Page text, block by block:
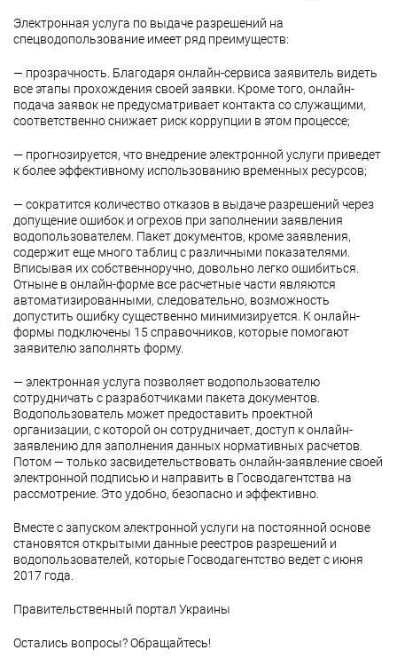
Электронная услуга по выдаче разрешений на
спецводопользование имеет ряд преимуществ:
— прозрачность. Благодаря онлайн-сервиса заявитель видеть
все этапы прохождения своей заявки. Кроме того, онлайн-
подача заявок не предусматривает контакта со служащими,
соответственно снижает риск коррупции в этом процессе;
— прогнозируется, что внедрение электронной услуги приведет
к более эффективному использованию временных ресурсов;
— сократится количество отказов в выдаче разрешений через
допущение ошибок и огрехов при заполнении заявления
водопользователем. Пакет документов, кроме заявления,
содержит еще много таблиц с различными показателями.
Вписывая их собственноручно, довольно легко ошибиться.
Отныне в онлайн-форме все расчетные части являются
автоматизированными, следовательно, возможность
допустить ошибку существенно минимизируется. К онлайн-
формы подключены 15 справочников, которые помогают
заявителю заполнять форму.
— электронная услуга позволяет водопользователю
сотрудничать с разработчиками пакета документов.
Водопользователь может предоставить проектной
организации, с которой он сотрудничает, доступ к онлайн-
заявлению для заполнения данных нормативных расчетов.
Потом — только засвидетельствовать онлайн-заявление своей
электронной подписью и направить в Госводагентства на
рассмотрение. Это удобно, безопасно и эффективно.
Вместе с запуском электронной услуги на постоянной основе
становятся открытыми данные реестров разрешений и
водопользователей, которые Госводагентство ведет с июня
2017 года.
Правительственный портал Украины
Остались вопросы? Обращайтесь!